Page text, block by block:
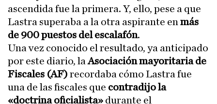
ascendida fue la primera. Y, ello, pese a que
Lastra superaba a la otra aspirante en más
de 900 puestos del escalafón.
Una vez conocido el resultado, ya anticipado
por este diario, la Asociación mayoritaria de
Fiscales (AF) recordaba cómo Lastra fue
una de las fiscales que contradijo la
«doctrina oficialista» durante el